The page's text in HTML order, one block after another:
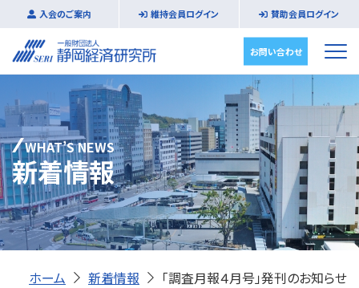
入会のご案内 維持会員ログイン 賛助会員ログイン
お問い合わせ
WHAT’S NEWS
新着情報
ホーム 新着情報 「調査月報４月号」発刊のお知らせ